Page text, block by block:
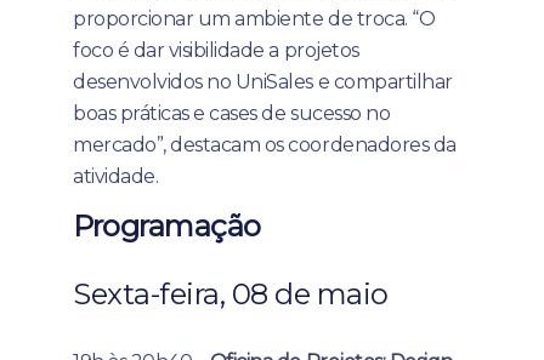
proporcionar um ambiente de troca. “O
foco é dar visibilidade a projetos
desenvolvidos no UniSales e compartilhar
boas práticas e cases de sucesso no
mercado”, destacam os coordenadores da
atividade.
Programação
Sexta-feira, 08 de maio